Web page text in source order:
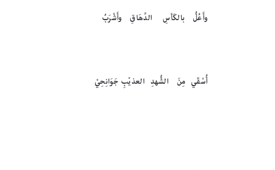
وأَعُلُّ بالكَأسِ الدِّهَاقِ وأَشْرَبُ
أُسْقَي مِنَ الشُّهدِ العذيْبِ جَوَانِحِيْ